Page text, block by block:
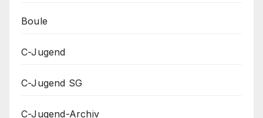
Boule
C-Jugend
C-Jugend SG
C-Jugend-Archiv